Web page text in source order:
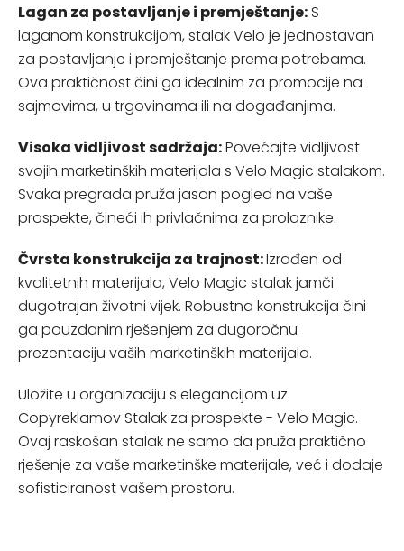
Lagan za postavljanje i premještanje: S
laganom konstrukcijom, stalak Velo je jednostavan
za postavljanje i premještanje prema potrebama.
Ova praktičnost čini ga idealnim za promocije na
sajmovima, u trgovinama ili na događanjima.
Visoka vidljivost sadržaja:Povećajte vidljivost
svojih marketinških materijala s Velo Magic stalakom.
Svaka pregrada pruža jasan pogled na vaše
prospekte, čineći ih privlačnima za prolaznike.
Čvrsta konstrukcija za trajnost:Izrađen od
kvalitetnih materijala, Velo Magic stalak jamči
dugotrajan životni vijek. Robustna konstrukcija čini
ga pouzdanim rješenjem za dugoročnu
prezentaciju vaših marketinških materijala.
Uložite u organizaciju s elegancijom uz
Copyreklamov Stalak za prospekte - Velo Magic.
Ovaj raskošan stalak ne samo da pruža praktično
rješenje za vaše marketinške materijale, već i dodaje
sofisticiranost vašem prostoru.